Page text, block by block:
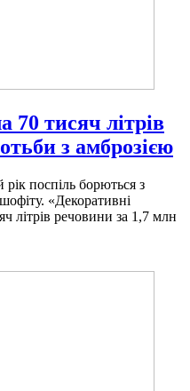
70 тисяч літрів
з амброзією
поспіль борються з
«Декоративні
літрів речовини за 1,7 млн